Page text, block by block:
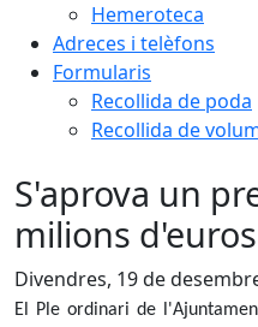
Hemeroteca
Adreces i telèfons
Formularis
Recollida de poda
Recollida de
S'aprova un
milions
Divendres, 19 de
El Ple ordinari de